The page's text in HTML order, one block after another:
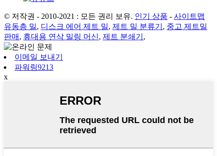
© 저작권 - 2010-2021 : 모든 권리 보유. 인기 상품 - 사이트맵
유동층 밀, 디스크 에어 제트 밀, 제트 밀 분류기 , 중고 제트밀
판매 , 휴대용 연삭 밀링 머신, 제트 분쇄기 ,
이메일 보내기
파워링9213
x